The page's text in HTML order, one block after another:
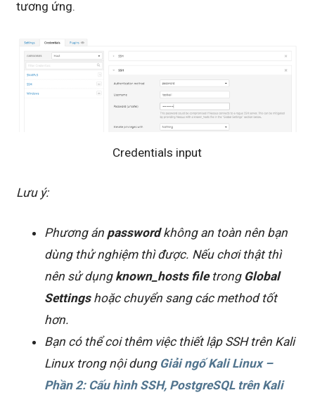
tương ứng.
Credentials input
Lưu ý:
Phương án passwordkhông an toàn nên bạn
dùng thử nghiệm thì được. Nếu chơi thật thì
nên sử dụng known_hosts filetrong Global
Settingshoặc chuyển sang các method tốt
hơn.
Bạn có thể coi thêm việc thiết lập SSH trên Kali
Linux trong nội dung Giải ngố Kali Linux –
Phần 2: Cấu hình SSH, PostgreSQL trên Kali